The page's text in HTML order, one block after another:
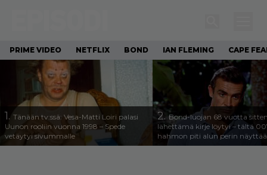
PRIME VIDEO NETFLIX BOND IAN FLEMING CAPE
1. Tänään tv:ssä: Vesa-Matti Loiri palasi
Uunon rooliin vuonna 1998 – Spede
vetäytyi sivummalle
2.Bond-luojan 68 vuotta
lähettämä kirje löytyi – tältä
hahmon piti alun perin näyttää